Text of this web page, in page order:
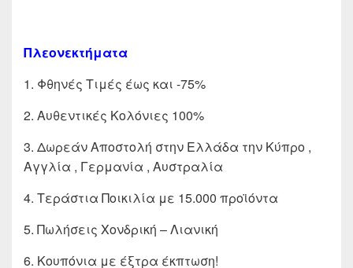
Πλεονεκτήματα
1. Φθηνές Τιμές έως και -75%
2. Αυθεντικές Κολόνιες 100%
3. Δωρεάν Αποστολή στην Ελλάδα την Κύπρο ,
Αγγλία , Γερμανία , Αυστραλία
4. Τεράστια Ποικιλία με 15.000 προϊόντα
5. Πωλήσεις Χονδρική – Λιανική
6. Κουπόνια με έξτρα έκπτωση!